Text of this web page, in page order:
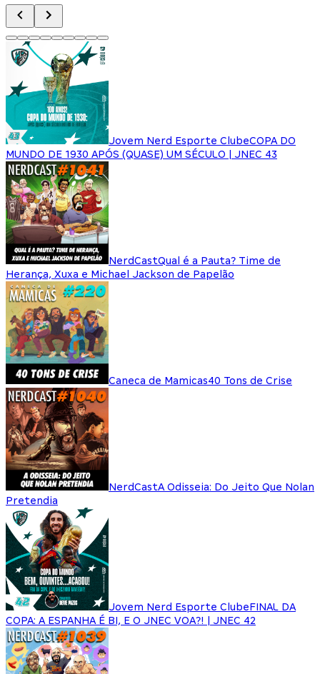
Jovem Nerd Esporte ClubeCOPA DO
MUNDO DE 1930 APÓS (QUASE) UM SÉCULO | JNEC 43
NerdCastQual é a Pauta? Time de
Herança, Xuxa e Michael Jackson de Papelão
Caneca de Mamicas40 Tons de Crise
NerdCastA Odisseia: Do Jeito Que Nolan
Pretendia
Jovem Nerd Esporte ClubeFINAL DA
COPA: A ESPANHA É BI, E O JNEC VOA?! | JNEC 42